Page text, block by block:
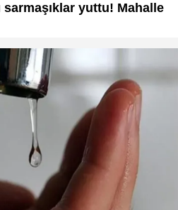
yuttu! Mahalle